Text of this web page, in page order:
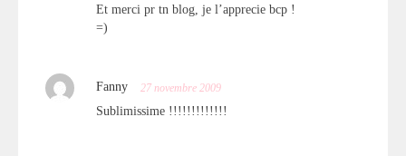
Et merci pr tn blog, je l’apprecie bcp !
=)
Fanny 27 novembre 2009
Sublimissime !!!!!!!!!!!!!